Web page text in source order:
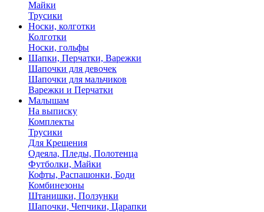
Майки
Трусики
Носки, колготки
Колготки
Носки, гольфы
Шапки, Перчатки, Варежки
Шапочки для девочек
Шапочки для мальчиков
Варежки и Перчатки
Малышам
На выписку
Комплекты
Трусики
Для Крещения
Одеяла, Пледы, Полотенца
Футболки, Майки
Кофты, Распашонки, Боди
Комбинезоны
Штанишки, Ползунки
Шапочки, Чепчики, Царапки